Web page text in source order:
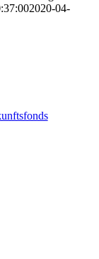
2020-04-